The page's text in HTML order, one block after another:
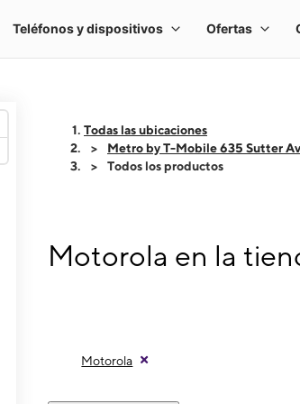
Todas las ubicaciones
Metro by T-Mobile 635 Sutter
Todos los productos
Motorola en la
Motorola